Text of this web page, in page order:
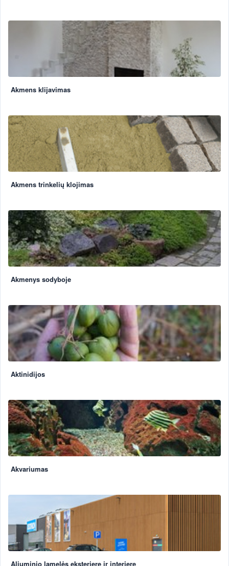
Akmens klijavimas
Akmens trinkelių klojimas
Akmenys sodyboje
Aktinidijos
Akvariumas
Aliuminio lamelės eksterjere ir interjere